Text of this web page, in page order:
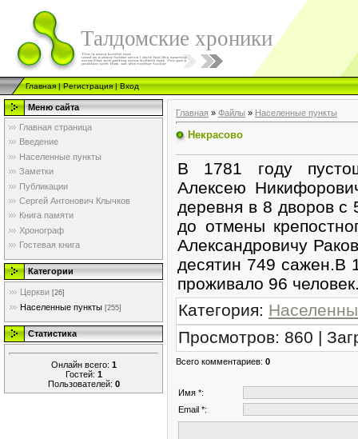
Талдомские хроники
Главная|Регистрация|Вход
Меню сайта
Главная страница
Введение
Населенные пункты
Заметки
Публикации
Сергей Антонович Клычков
Книга памяти
Хронограф
Гостевая книга
Категории
Церкви [26]
Населенные пункты [255]
Статистика
Онлайн всего: 1
Гостей: 1
Пользователей: 0
Главная » Файлы » Населенные пункты
Некрасово
В 1781 году
Алексею
деревня в 8 дворов
до отмены
Александровичу
десятин 749 сажен.В
проживало 96
Категория:
Просмотров: 860 |
Всего комментариев: 0
Имя *:
Email *: